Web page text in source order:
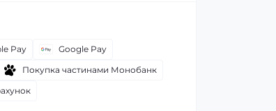
Pay
Google Pay
Покупка частинами Монобанк